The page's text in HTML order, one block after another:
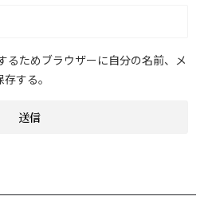
るためブラウザーに自分の名前、メ
する。